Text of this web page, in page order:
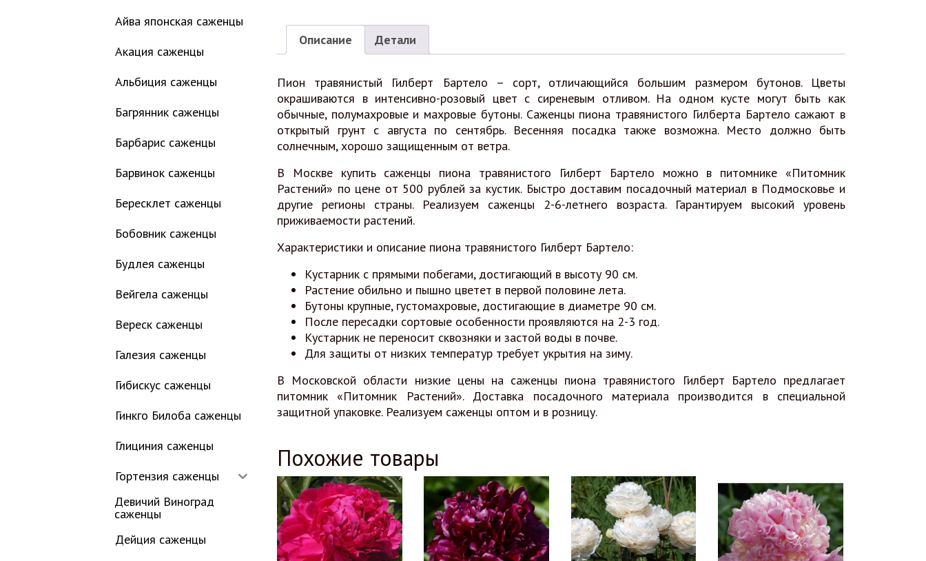
Айва японская саженцы
Акация саженцы
Альбиция саженцы
Багрянник саженцы
Барбарис саженцы
Барвинок саженцы
Бересклет саженцы
Бобовник саженцы
Будлея саженцы
Вейгела саженцы
Вереск саженцы
Галезия саженцы
Гибискус саженцы
Гинкго Билоба саженцы
Глициния саженцы
Гортензия саженцы
Девичий Виноград
саженцы
Дейция саженцы
Описание Детали
Пион травянистый Гилберт Бартело – сорт, отличающийся большим размером бутонов. Цветы
окрашиваются в интенсивно-розовый цвет с сиреневым отливом. На одном кусте могут быть как
обычные, полумахровые и махровые бутоны. Саженцы пиона травянистого Гилберта Бартело сажают в
открытый грунт с августа по сентябрь. Весенняя посадка также возможна. Место должно быть
солнечным, хорошо защищенным от ветра.
В Москве купить саженцы пиона травянистого Гилберт Бартело можно в питомнике «Питомник
Растений» по цене от 500 рублей за кустик. Быстро доставим посадочный материал в Подмосковье и
другие регионы страны. Реализуем саженцы 2-6-летнего возраста. Гарантируем высокий уровень
приживаемости растений.
Характеристики и описание пиона травянистого Гилберт Бартело:
Кустарник с прямыми побегами, достигающий в высоту 90 см.
Растение обильно и пышно цветет в первой половине лета.
Бутоны крупные, густомахровые, достигающие в диаметре 90 см.
После пересадки сортовые особенности проявляются на 2-3 год.
Кустарник не переносит сквозняки и застой воды в почве.
Для защиты от низких температур требует укрытия на зиму.
В Московской области низкие цены на саженцы пиона травянистого Гилберт Бартело предлагает
питомник «Питомник Растений». Доставка посадочного материала производится в специальной
защитной упаковке. Реализуем саженцы оптом и в розницу.
Похожие товары